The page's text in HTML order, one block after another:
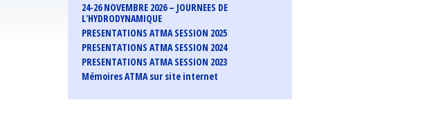
24-26 NOVEMBRE 2026 – JOURNEES DE
L'HYDRODYNAMIQUE
PRESENTATIONS ATMA SESSION 2025
PRESENTATIONS ATMA SESSION 2024
PRESENTATIONS ATMA SESSION 2023
Mémoires ATMA sur site internet